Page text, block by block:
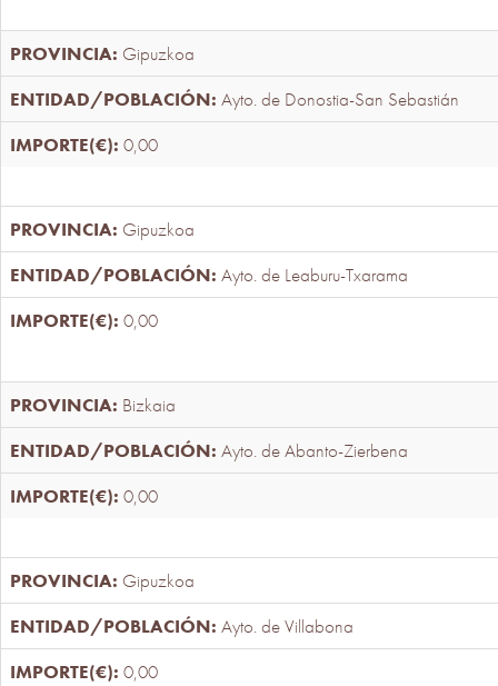
Gipuzkoa
Ayto. de Donostia-San Sebastián
0,00
Gipuzkoa
Ayto. de Leaburu-Txarama
0,00
Bizkaia
Ayto. de Abanto-Zierbena
0,00
Gipuzkoa
Ayto. de Villabona
0,00